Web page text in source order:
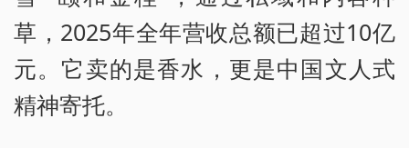
草，2025年全年营收总额已超过10亿
元。它卖的是香水，更是中国文人式
精神寄托。